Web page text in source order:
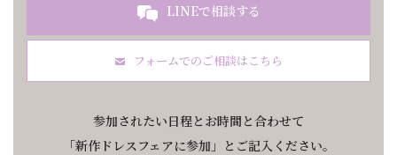
LINEで相談する
フォームでのご相談はこちら
参加されたい日程とお時間と合わせて
「新作ドレスフェアに参加」とご記入ください。